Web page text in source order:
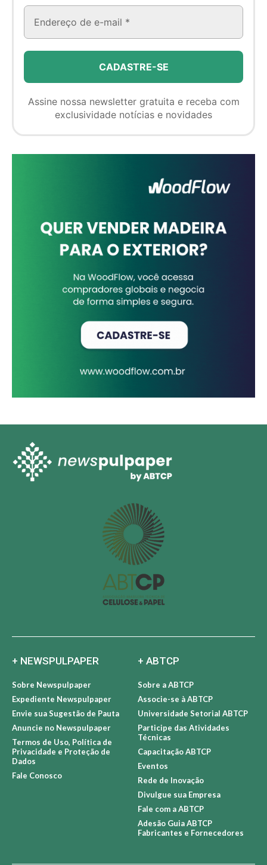
Assine nossa newsletter gratuita e receba com
exclusividade notícias e novidades
+ NEWSPULPAPER
Sobre Newspulpaper
Expediente Newspulpaper
Envie sua Sugestão de Pauta
Anuncie no Newspulpaper
Termos de Uso, Política de
Privacidade e Proteção de
Dados
Fale Conosco
+ ABTCP
Sobre a ABTCP
Associe-se à ABTCP
Universidade Setorial ABTCP
Participe das Atividades
Técnicas
Capacitação ABTCP
Eventos
Rede de Inovação
Divulgue sua Empresa
Fale com a ABTCP
Adesão Guia ABTCP
Fabricantes e Fornecedores